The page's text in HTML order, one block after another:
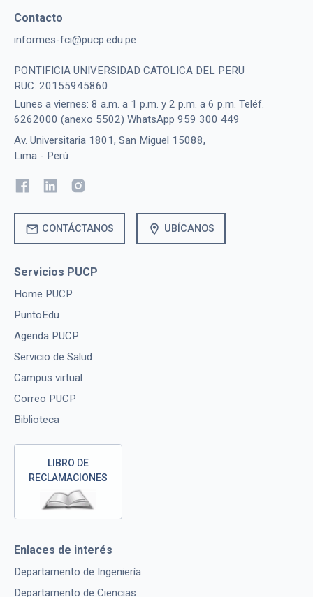
Contacto
informes-fci@pucp.edu.pe
PONTIFICIA UNIVERSIDAD CATOLICA DEL PERU
RUC: 20155945860
Lunes a viernes: 8 a.m. a 1 p.m. y 2 p.m. a 6 p.m. Teléf.
6262000 (anexo 5502) WhatsApp 959 300 449
Av. Universitaria 1801, San Miguel 15088,
Lima - Perú
mail CONTÁCTANOS location_on UBÍCANOS
Servicios PUCP
Home PUCP
PuntoEdu
Agenda PUCP
Servicio de Salud
Campus virtual
Correo PUCP
Biblioteca
LIBRO DE
RECLAMACIONES
Enlaces de interés
Departamento de Ingeniería
Departamento de Ciencias